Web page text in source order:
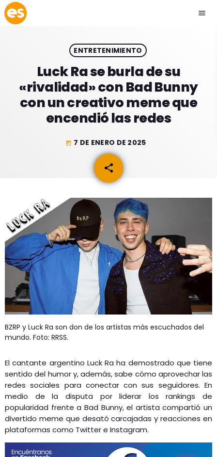
menu
EMISIÓN LA PAZ
play_arrow EMISIÓN COCHABAMBA
ESLATINO NEWS
ESPECTÁCULOS
GEEKERS
MÚSICA
ENTRETENIMIENTO
INICIO
RADIO SPLENDID
CONTACTO
ENTRETENIMIENTO
Luck Ra se burla de su
«rivalidad» con Bad Bunny
con un creativo meme que
encendió las redes
today 7 DE ENERO DE 2025
share
email
BZRP y Luck Ra son don de los artistas más escuchados del
mundo. Foto: RRSS.
El cantante argentino Luck Ra ha demostrado que tiene
sentido del humor y, además, sabe cómo aprovechar las
redes sociales para conectar con sus seguidores. En
medio de la disputa por liderar los rankings de
popularidad frente a Bad Bunny, el artista compartió un
divertido meme que desató carcajadas y reacciones en
plataformas como Twitter e Instagram.